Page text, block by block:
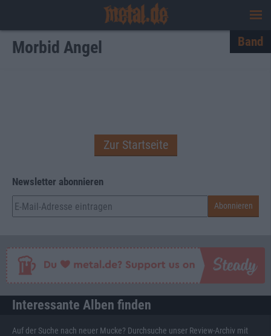
Morbid Angel Band
Zur Startseite
Newsletter abonnieren
Interessante Alben finden
Auf der Suche nach neuer Mucke? Durchsuche unser Review-Archiv mit